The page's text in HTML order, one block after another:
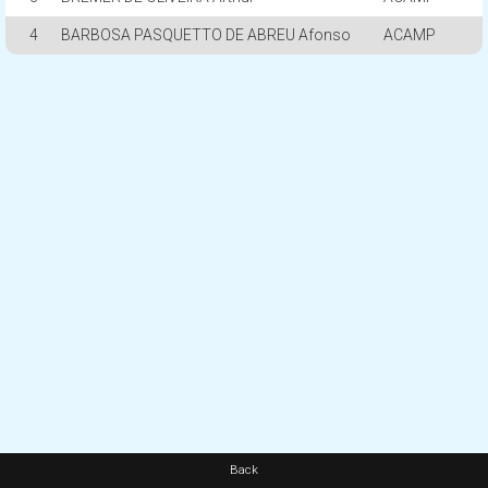
4 BARBOSA PASQUETTO DE ABREU Afonso ACAMP
Back